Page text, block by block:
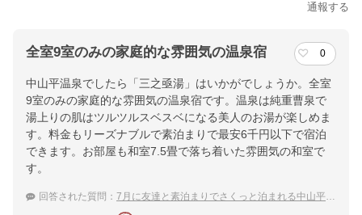
通報する
全室9室のみの家庭的な雰囲気の温泉宿 0
中山平温泉でしたら「三之亟湯」はいかがでしょうか。全室
9室のみの家庭的な雰囲気の温泉宿です。温泉は純重曹泉で
湯上りの肌はツルツルスベスベになる美人のお湯が楽しめま
す。料金もリーズナブルで素泊まりで最安6千円以下で宿泊
できます。お部屋も和室7.5畳で落ち着いた雰囲気の和室で
す。
回答された質問： 7月に友達と素泊まりでさくっと泊まれる中山平温泉の宿